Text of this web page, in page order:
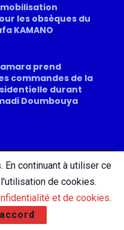
mobilisation
les obsèques du
KAMANO
prend
commandes de la
durant
Doumbouya
Contact
réservés | Mentions légales
continuant à utiliser ce
de cookies.
et de cookies.